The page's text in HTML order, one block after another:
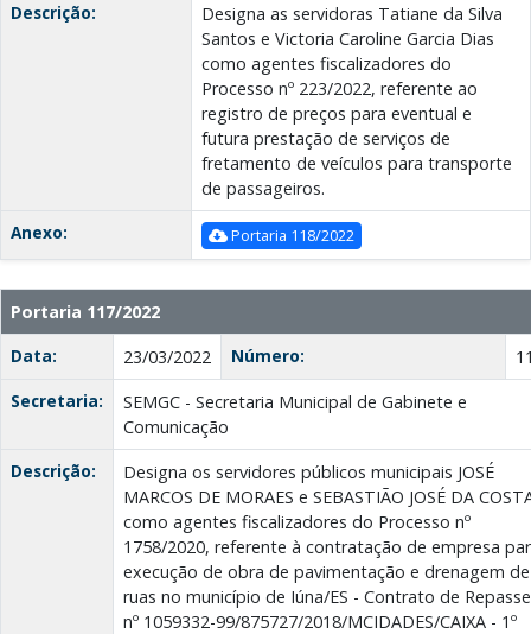
Descrição:
Designa as servidoras Tatiane da Silva
Santos e Victoria Caroline Garcia Dias
como agentes fiscalizadores do
Processo nº 223/2022, referente ao
registro de preços para eventual e
futura prestação de serviços de
fretamento de veículos para transporte
de passageiros.
Anexo:
Portaria 118/2022
Portaria 117/2022
Data:
23/03/2022 Número:
Secretaria:
SEMGC - Secretaria Municipal de Gabinete e
Comunicação
Descrição:
Designa os servidores públicos municipais JOSÉ
MARCOS DE MORAES e SEBASTIÃO JOSÉ DA
como agentes fiscalizadores do Processo nº
1758/2020, referente à contratação de empresa
execução de obra de pavimentação e drenagem de
ruas no município de Iúna/ES - Contrato de Repasse
nº 1059332-99/875727/2018/MCIDADES/CAIXA - 1º